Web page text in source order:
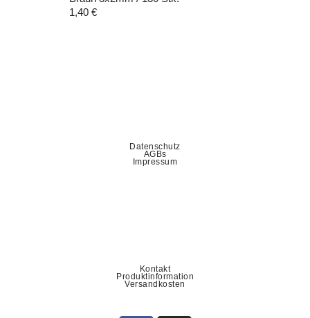
1,40 €
Datenschutz
AGBs
Impressum
Kontakt
Produktinformation
Versandkosten